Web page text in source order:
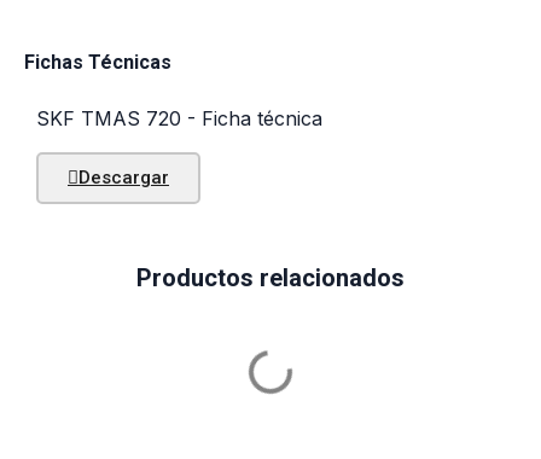
Fichas Técnicas
SKF TMAS 720 - Ficha técnica
Descargar
Productos relacionados